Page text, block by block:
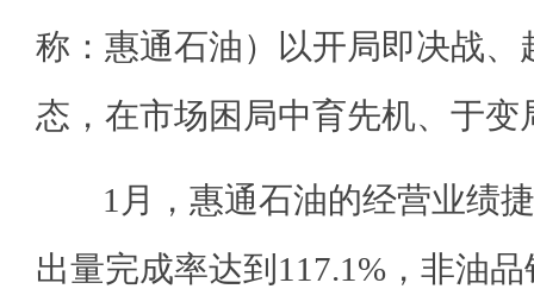
称：惠通石油）以开局即决战、
态，在市场困局中育先机、于变
1月，惠通石油的经营业绩捷
出量完成率达到117.1%，非油